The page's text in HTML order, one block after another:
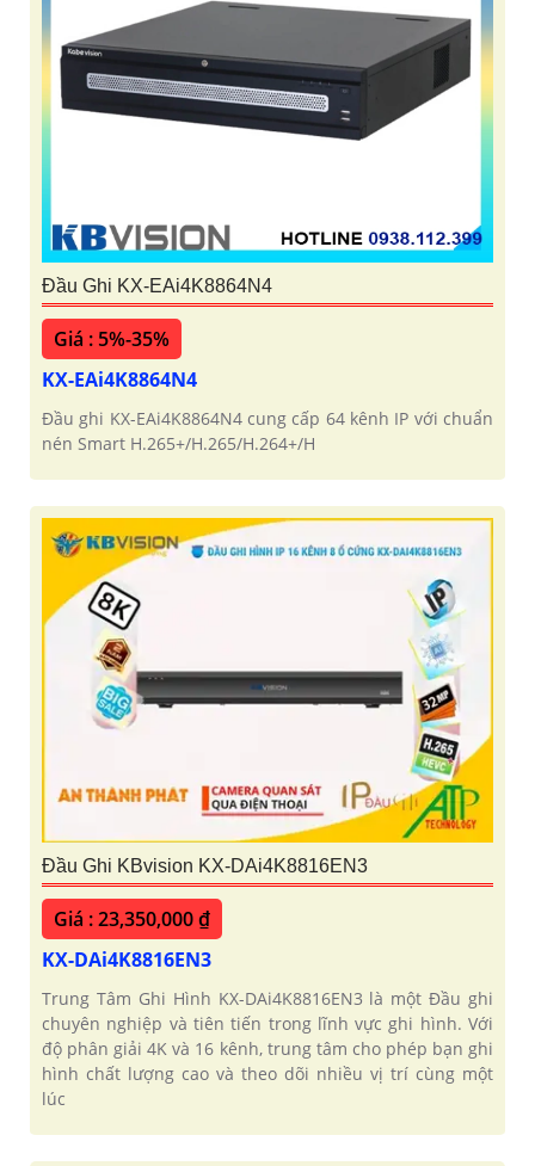
Đầu Ghi KX-EAi4K8864N4
Giá : 5%-35%
KX-EAi4K8864N4
Đầu ghi KX-EAi4K8864N4 cung cấp 64 kênh IP với chuẩn
nén Smart H.265+/H.265/H.264+/H
Đầu Ghi KBvision KX-DAi4K8816EN3
Giá : 23,350,000 ₫
KX-DAi4K8816EN3
Trung Tâm Ghi Hình KX-DAi4K8816EN3 là một Đầu ghi
chuyên nghiệp và tiên tiến trong lĩnh vực ghi hình. Với
độ phân giải 4K và 16 kênh, trung tâm cho phép bạn ghi
hình chất lượng cao và theo dõi nhiều vị trí cùng một
lúc